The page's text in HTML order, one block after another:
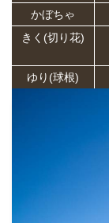
かぼちゃ
きく(切り花)
ゆり(球根)